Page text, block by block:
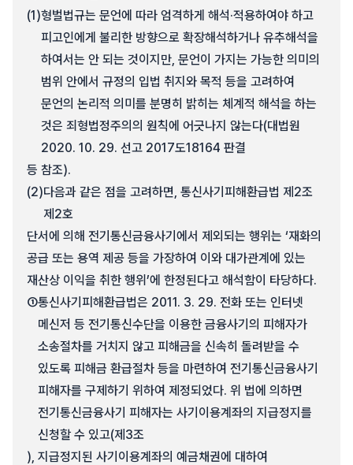
(1)형벌법규는 문언에 따라 엄격하게 해석·적용하여야 하고
피고인에게 불리한 방향으로 확장해석하거나 유추해석을
하여서는 안 되는 것이지만, 문언이 가지는 가능한 의미의
범위 안에서 규정의 입법 취지와 목적 등을 고려하여
문언의 논리적 의미를 분명히 밝히는 체계적 해석을 하는
것은 죄형법정주의의 원칙에 어긋나지 않는다(대법원
2020. 10. 29. 선고 2017도18164 판결
등 참조).
(2)다음과 같은 점을 고려하면, 통신사기피해환급법 제2조
제2호
단서에 의해 전기통신금융사기에서 제외되는 행위는 ‘재화의
공급 또는 용역 제공 등을 가장하여 이와 대가관계에 있는
재산상 이익을 취한 행위’에 한정된다고 해석함이 타당하다.
①통신사기피해환급법은 2011. 3. 29. 전화 또는 인터넷
메신저 등 전기통신수단을 이용한 금융사기의 피해자가
소송절차를 거치지 않고 피해금을 신속히 돌려받을 수
있도록 피해금 환급절차 등을 마련하여 전기통신금융사기
피해자를 구제하기 위하여 제정되었다. 위 법에 의하면
전기통신금융사기 피해자는 사기이용계좌의 지급정지를
신청할 수 있고(제3조
), 지급정지된 사기이용계좌의 예금채권에 대하여